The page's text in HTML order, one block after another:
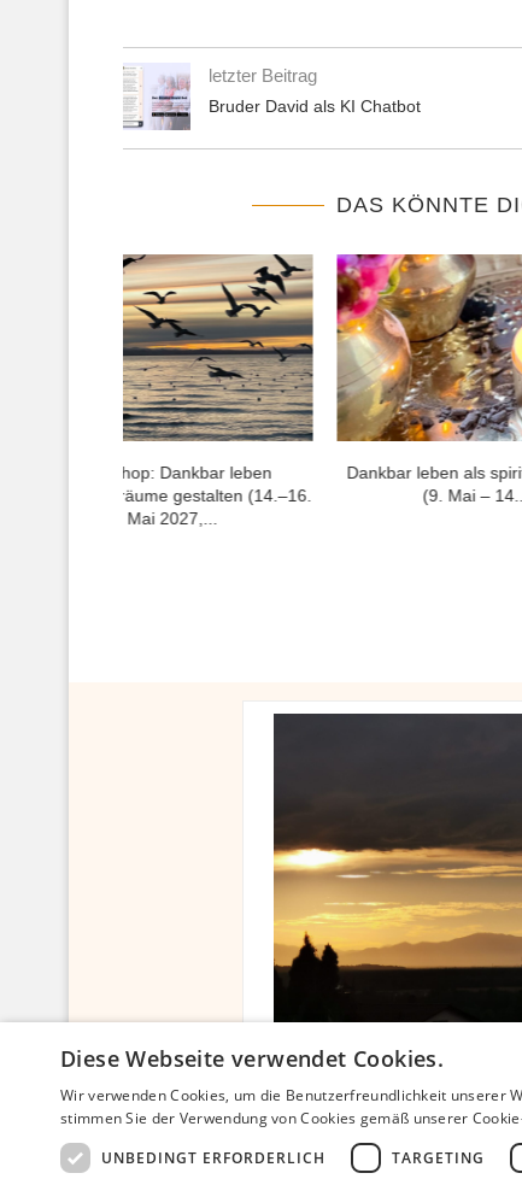
letzter Beitrag
Bruder David als KI Chatbot
DAS KÖNNTE
Eine Minute für den Frieden – 100
+...
Bruder
Diese Webseite verwendet Cookies.
Wir verwenden Cookies, um die Benutzerfreundlichkeit unserer
stimmen Sie der Verwendung von Cookies gemäß unserer
UNBEDINGT ERFORDERLICH
TARGETING